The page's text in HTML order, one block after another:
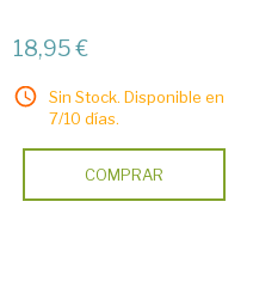
18,95 €
Sin Stock. Disponible en
7/10 días.
COMPRAR